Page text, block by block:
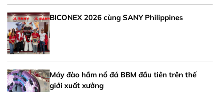
BICONEX 2026 cùng SANY Philippines
Máy đào hầm nổ đá BBM đầu tiên trên thế
giới xuất xưởng